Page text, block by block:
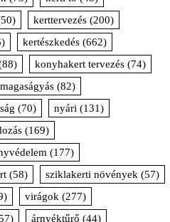
kerttervezés (200)
kertészkedés (662)
konyhakert tervezés (74)
magaságyás (82)
(70) nyári (131)
(169)
(177)
(58) sziklakerti növények (57)
virágok (277)
árnyéktűrő (44)